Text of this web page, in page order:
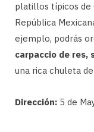
platillos típicos de
República
ejemplo, podrás
carpaccio de res,
una rica chuleta
Dirección: 5 de